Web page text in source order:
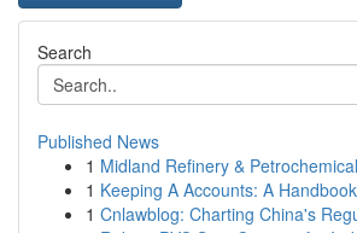
Search
Published News
1 Midland Refinery &
1 Keeping A Accounts: A
1 Cnlawblog: Charting China's